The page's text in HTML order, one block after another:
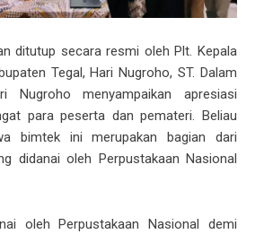
ditutup secara resmi oleh Plt. Kepala
Tegal, Hari Nugroho, ST. Dalam
Nugroho menyampaikan apresiasi
para peserta dan pemateri. Beliau
bimtek ini merupakan bagian dari
didanai oleh Perpustakaan Nasional
oleh Perpustakaan Nasional demi